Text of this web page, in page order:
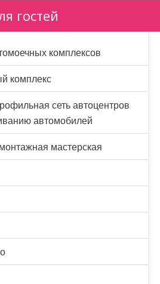
гостей
комплексов
комплекс
сеть автоцентров
автомобилей
мастерская